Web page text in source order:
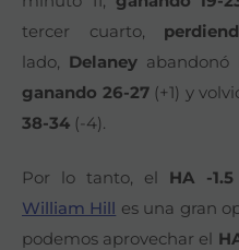
tercer cuarto,
lado, Delaney
ganando 26-27(+1) y
38-34 (-4).
Por lo tanto, el HA -1.5
William Hill es una gran
podemos aprovechar el